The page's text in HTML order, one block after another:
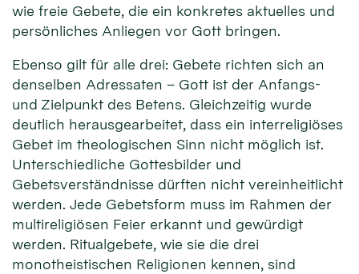
wie freie Gebete, die ein konkretes aktuelles und
persönliches Anliegen vor Gott bringen.
Ebenso gilt für alle drei: Gebete richten sich an
denselben Adressaten – Gott ist der Anfangs-
und Zielpunkt des Betens. Gleichzeitig wurde
deutlich herausgearbeitet, dass ein interreligiöses
Gebet im theologischen Sinn nicht möglich ist.
Unterschiedliche Gottesbilder und
Gebetsverständnisse dürften nicht vereinheitlicht
werden. Jede Gebetsform muss im Rahmen der
multireligiösen Feier erkannt und gewürdigt
werden. Ritualgebete, wie sie die drei
monotheistischen Religionen kennen, sind